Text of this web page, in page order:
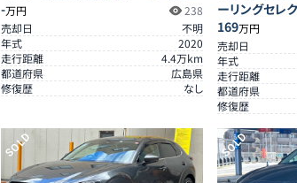
-万円
238
売却日
不明
年式
2020
走行距離
4.4万km
都道府県
広島県
修復歴
なし
ーリングセレ
169万円
売却日
年式
走行距離
都道府県
修復歴
SOLD SOLD